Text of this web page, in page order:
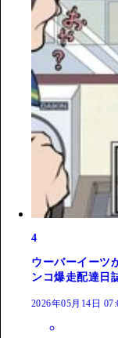
4
ウーバーイーツ
ンコ爆走配達日
2026年05月14日